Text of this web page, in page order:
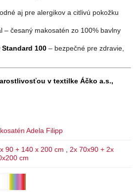
aj pre alergikov a citlivú pokožku
– česaný makosatén zo 100% bavlny
Standard 100 – bezpečné pre zdravie,
v textilke Áčko a.s.,
Adela Filipp
90 + 140 x 200 cm , 2x 70x90 + 2x
cm